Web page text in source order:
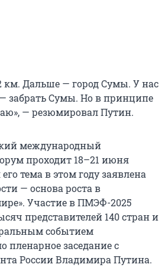
км. Дальше — город Сумы. У нас
забрать Сумы. Но в принципе
— резюмировал Путин.
международный
проходит 18–21 июня
тема в этом году заявлена
— основа роста в
Участие в ПМЭФ-2025
представителей 140 страни
событием
пленарное заседание с
России Владимира Путина.